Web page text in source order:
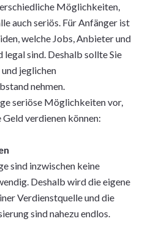
Möglichkeiten,
auch seriös. Für Anfänger ist
welche Jobs, Anbieter und
sind. Deshalb sollte Sie
jeglichen
nehmen.
seriöse Möglichkeiten vor,
verdienen können:
sind inzwischen keine
Deshalb wird die eigene
Verdienstquelle und die
sind nahezu endlos.